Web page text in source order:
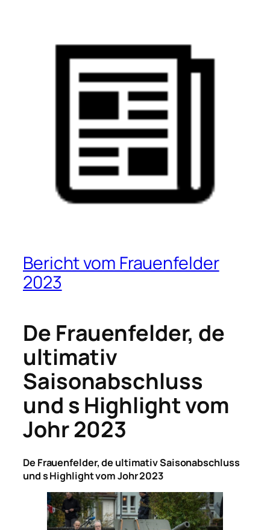
Bericht vom Frauenfelder
2023
De Frauenfelder, de
ultimativ
Saisonabschluss
und s Highlight vom
Johr 2023
De Frauenfelder, de ultimativ Saisonabschluss
und s Highlight vom Johr 2023